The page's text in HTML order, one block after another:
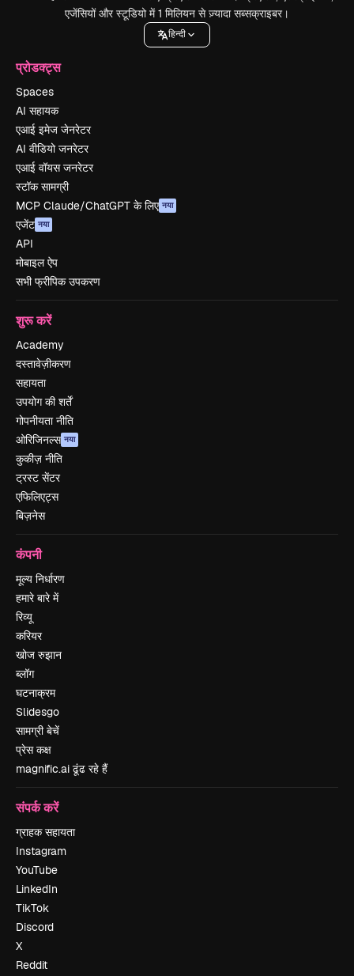
एजेंसियों और स्टूडियो में 1 मिलियन से ज़्यादा सब्सक्राइबर।
हिन्दी
प्रोडक्ट्स
Spaces
AI सहायक
एआई इमेज जेनरेटर
AI वीडियो जनरेटर
एआई वॉयस जनरेटर
स्टॉक सामग्री
MCP Claude/ChatGPT के लिए नया
एजेंट नया
API
मोबाइल ऐप
सभी फ्रीपिक उपकरण
शुरू करें
Academy
दस्तावेज़ीकरण
सहायता
उपयोग की शर्तें
गोपनीयता नीति
ओरिजिनल्स नया
कुकीज़ नीति
ट्रस्ट सेंटर
एफिलिएट्स
बिज़नेस
कंपनी
मूल्य निर्धारण
हमारे बारे में
रिव्यू
करियर
खोज रुझान
ब्लॉग
घटनाक्रम
Slidesgo
सामग्री बेचें
प्रेस कक्ष
magnific.ai ढूंढ रहे हैं
संपर्क करें
ग्राहक सहायता
Instagram
YouTube
LinkedIn
TikTok
Discord
X
Reddit